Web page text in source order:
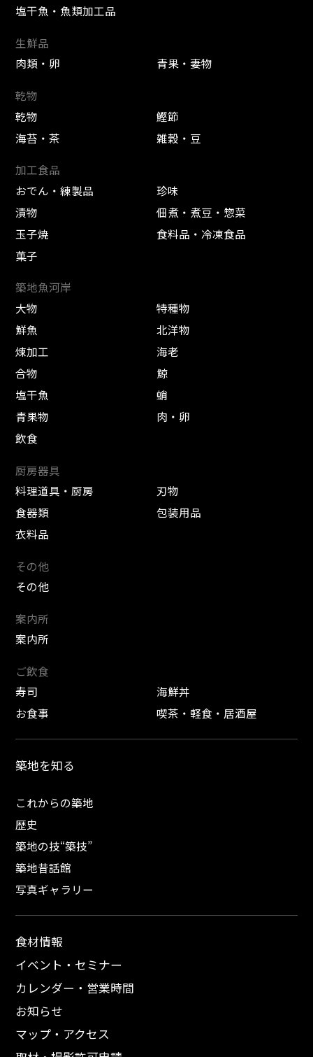
塩干魚・魚類加工品
生鮮品
肉類・卵
青果・妻物
乾物
乾物
鰹節
海苔・茶
雑穀・豆
加工食品
おでん・練製品
珍味
漬物
佃煮・煮豆・惣菜
玉子焼
食料品・冷凍食品
菓子
築地魚河岸
大物
特種物
鮮魚
北洋物
煉加工
海老
合物
鯨
塩干魚
蛸
青果物
肉・卵
飲食
厨房器具
料理道具・厨房
刃物
食器類
包装用品
衣料品
その他
その他
案内所
案内所
ご飲食
寿司
海鮮丼
お食事
喫茶・軽食・居酒屋
築地を知る
これからの築地
歴史
築地の技“築技”
築地昔話館
写真ギャラリー
食材情報
イベント・セミナー
カレンダー・営業時間
お知らせ
マップ・アクセス